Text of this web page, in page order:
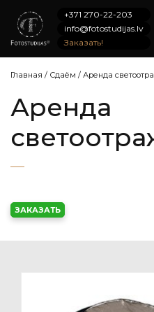
+371 270-22-203
info@fotostudijas.lv
Заказать!
Главная / Сдаём / Аренда
Аренда
ЗАКАЗАТЬ